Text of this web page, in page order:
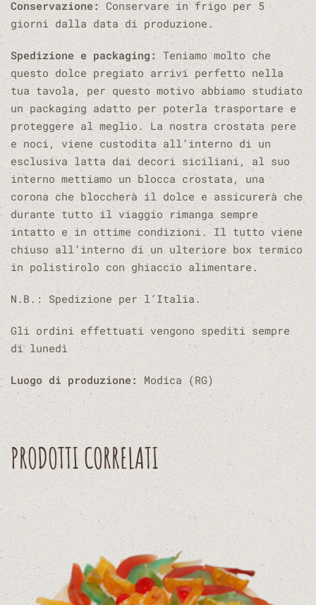
Conservazione:Conservare in frigo per 5
giorni dalla data di produzione.
Spedizione e packaging: Teniamo molto che
questo dolce pregiato arrivi perfetto nella
tua tavola, per questo motivo abbiamo studiato
un packaging adatto per poterla trasportare e
proteggere al meglio. La nostra crostata pere
e noci, viene custodita all’interno di un
esclusiva latta dai decori siciliani, al suo
interno mettiamo un blocca crostata, una
corona che bloccherà il dolce e assicurerà che
durante tutto il viaggio rimanga sempre
intatto e in ottime condizioni. Il tutto viene
chiuso all’interno di un ulteriore box termico
in polistirolo con ghiaccio alimentare.
N.B.: Spedizione per l’Italia.
Gli ordini effettuati vengono spediti sempre
di lunedì
Luogo di produzione: Modica (RG)
PRODOTTI CORRELATI